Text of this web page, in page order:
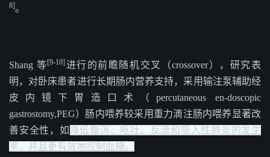
8]。
Shang 等 [9-10] 进行的前瞻随机交叉（crossover），研究表
明，对卧床患者进行长期肠内营养支持，采用输注泵辅助经
皮内镜下胃造口术（percutaneous en-doscopic
gastrostomy,PEG）肠内喂养较采用重力滴注肠内喂养显著改
善安全性，如 降低腹泻、呕吐、反流和吸入性肺炎的发生
率，并且更有效地控制血糖。